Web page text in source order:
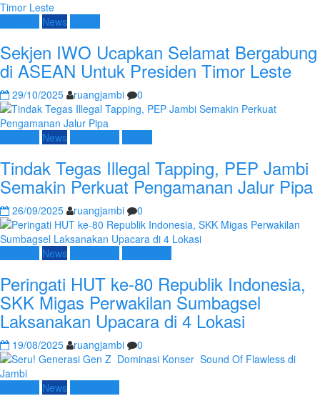
News
Sekjen IWO Ucapkan Selamat Bergabung
di ASEAN Untuk Presiden Timor Leste
29/10/2025 ruangjambi 0
News
Tindak Tegas Illegal Tapping, PEP Jambi
Semakin Perkuat Pengamanan Jalur Pipa
26/09/2025 ruangjambi 0
News
Peringati HUT ke-80 Republik Indonesia,
SKK Migas Perwakilan Sumbagsel
Laksanakan Upacara di 4 Lokasi
19/08/2025 ruangjambi 0
News